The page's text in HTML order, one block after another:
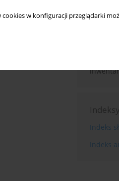
w konfiguracji przeglądarki
Indeksy
Indeks
Indeks